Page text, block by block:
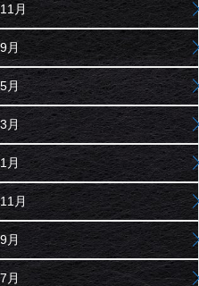
月
月
月
月
月
月
月
月